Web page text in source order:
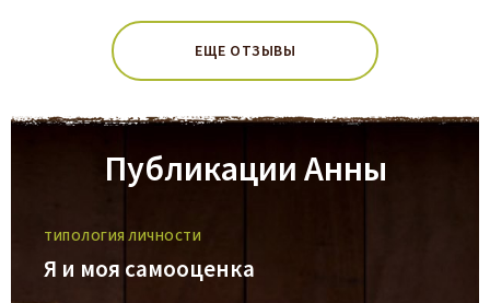
ЕЩЕ ОТЗЫВЫ
Публикации Анны
ТИПОЛОГИЯ ЛИЧНОСТИ
Я и моя самооценка